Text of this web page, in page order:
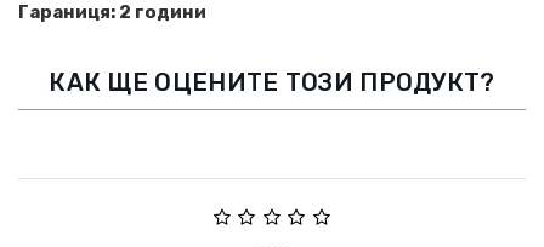
Гараниця: 2 години
КАК ЩЕ ОЦЕНИТЕ ТОЗИ ПРОДУКТ?